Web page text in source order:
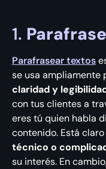
1.
Parafrasear textos
se usa ampliamente
claridad y
con tus clientes a
eres tú quien habla
contenido. Está
técnico o
su interés. En